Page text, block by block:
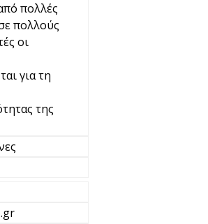
πολλές
πολλούς
οι
για τη
της